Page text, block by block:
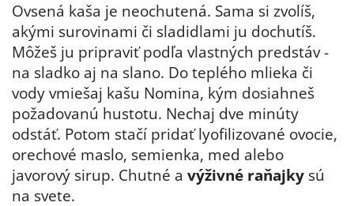
Ovsená kaša je neochutená. Sama si zvolíš,
akými surovinami či sladidlami ju dochutíš.
Môžeš ju pripraviť podľa vlastných predstáv -
na sladko aj na slano. Do teplého mlieka či
vody vmiešaj kašu Nomina, kým dosiahneš
požadovanú hustotu. Nechaj dve minúty
odstáť. Potom stačí pridať lyofilizované ovocie,
orechové maslo, semienka, med alebo
javorový sirup. Chutné a výživné raňajky sú
na svete.